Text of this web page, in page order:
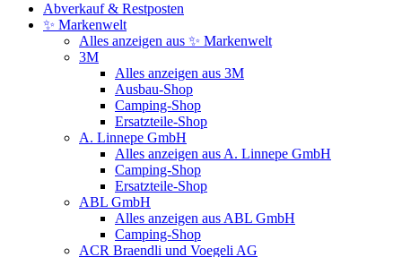
Abverkauf & Restposten
✨ Markenwelt
Alles anzeigen aus ✨ Markenwelt
3M
Alles anzeigen aus 3M
Ausbau-Shop
Camping-Shop
Ersatzteile-Shop
A. Linnepe GmbH
Alles anzeigen aus A. Linnepe GmbH
Camping-Shop
Ersatzteile-Shop
ABL GmbH
Alles anzeigen aus ABL GmbH
Camping-Shop
ACR Braendli und Voegeli AG